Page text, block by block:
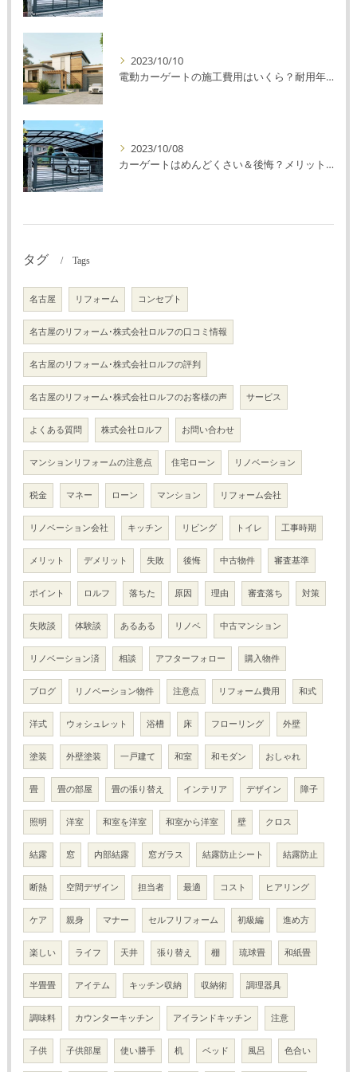
2023/10/10
電動カーゲートの施工費用はいくら？耐用年数や注意点を解説！
2023/10/08
カーゲートはめんどくさい＆後悔？メリット・デメリットを解説！
タグ Tags
名古屋 リフォーム コンセプト
名古屋のリフォーム･株式会社ロルフの口コミ情報
名古屋のリフォーム･株式会社ロルフの評判
名古屋のリフォーム･株式会社ロルフのお客様の声 サービス
よくある質問 株式会社ロルフ お問い合わせ
マンションリフォームの注意点 住宅ローン リノベーション
税金 マネー ローン マンション リフォーム会社
リノベーション会社 キッチン リビング トイレ 工事時期
メリット デメリット 失敗 後悔 中古物件 審査基準
ポイント ロルフ 落ちた 原因 理由 審査落ち 対策
失敗談 体験談 あるある リノベ 中古マンション
リノベーション済 相談 アフターフォロー 購入物件
ブログ リノベーション物件 注意点 リフォーム費用 和式
洋式 ウォシュレット 浴槽 床 フローリング 外壁
塗装 外壁塗装 一戸建て 和室 和モダン おしゃれ
畳 畳の部屋 畳の張り替え インテリア デザイン 障子
照明 洋室 和室を洋室 和室から洋室 壁 クロス
結露 窓 内部結露 窓ガラス 結露防止シート 結露防止
断熱 空間デザイン 担当者 最適 コスト ヒアリング
ケア 親身 マナー セルフリフォーム 初級編 進め方
楽しい ライフ 天井 張り替え 棚 琉球畳 和紙畳
半畳畳 アイテム キッチン収納 収納術 調理器具
調味料 カウンターキッチン アイランドキッチン 注意
子供 子供部屋 使い勝手 机 ベッド 風呂 色合い